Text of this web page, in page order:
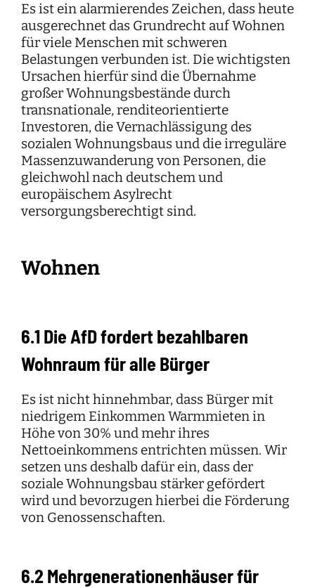
Es ist ein alarmierendes Zeichen, dass heute
ausgerechnet das Grundrecht auf Wohnen
für viele Menschen mit schweren
Belastungen verbunden ist. Die wichtigsten
Ursachen hierfür sind die Übernahme
großer Wohnungsbestände durch
transnationale, renditeorientierte
Investoren, die Vernachlässigung des
sozialen Wohnungsbaus und die irreguläre
Massenzuwanderung von Personen, die
gleichwohl nach deutschem und
europäischem Asylrecht
versorgungsberechtigt sind.
Wohnen
6.1 Die AfD fordert bezahlbaren
Wohnraum für alle Bürger
Es ist nicht hinnehmbar, dass Bürger mit
niedrigem Einkommen Warmmieten in
Höhe von 30% und mehr ihres
Nettoeinkommens entrichten müssen. Wir
setzen uns deshalb dafür ein, dass der
soziale Wohnungsbau stärker gefördert
wird und bevorzugen hierbei die Förderung
von Genossenschaften.
6.2 Mehrgenerationenhäuser für